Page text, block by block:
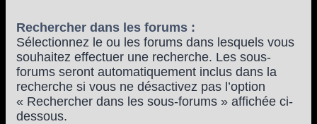
Rechercher dans les forums :
Sélectionnez le ou les forums dans lesquels vous
souhaitez effectuer une recherche. Les sous-
forums seront automatiquement inclus dans la
recherche si vous ne désactivez pas l’option
« Rechercher dans les sous-forums » affichée ci-
dessous.